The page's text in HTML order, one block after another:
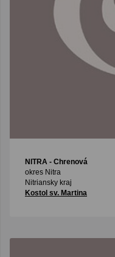
NITRA - Chrenová
okres Nitra
Nitriansky kraj
Kostol sv. Martina